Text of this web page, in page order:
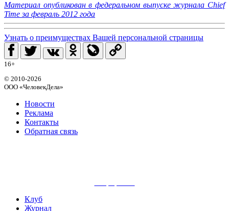
Материал опубликован в федеральном выпуске журнала Chief
Time за февраль 2012 года
Узнать о преимуществах Вашей персональной страницы
16+
© 2010-2026
ООО «ЧеловекДела»
Новости
Реклама
Контакты
Обратная связь
Клуб
Журнал